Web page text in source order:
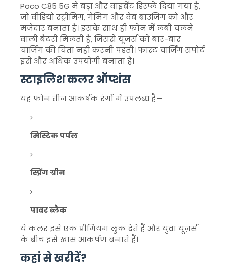
Poco C85 5G में बड़ा और वाइब्रेंट डिस्प्ले दिया गया है,
जो वीडियो स्ट्रीमिंग, गेमिंग और वेब ब्राउजिंग को और
मजेदार बनाता है। इसके साथ ही फोन में लंबी चलने
वाली बैटरी मिलती है, जिससे यूज़र्स को बार-बार
चार्जिंग की चिंता नहीं करनी पड़ती। फास्ट चार्जिंग सपोर्ट
इसे और अधिक उपयोगी बनाता है।
स्टाइलिश कलर ऑप्शंस
यह फोन तीन आकर्षक रंगों में उपलब्ध है—
मिस्टिक पर्पल
स्प्रिंग ग्रीन
पावर ब्लैक
ये कलर इसे एक प्रीमियम लुक देते हैं और युवा यूज़र्स
के बीच इसे खास आकर्षण बनाते हैं।
कहां से खरीदें?